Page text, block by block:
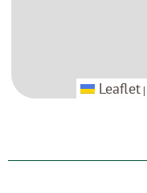
Leaflet |
Leaflet |